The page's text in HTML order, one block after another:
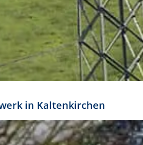
%)
(5 %)
(7 %)
jedoch auch größer oder
mit der Marketingabteilung.
in Kaltenkirchen